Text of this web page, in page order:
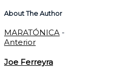
About The Author
MARATÓNICA -
Anterior
Joe Ferreyra